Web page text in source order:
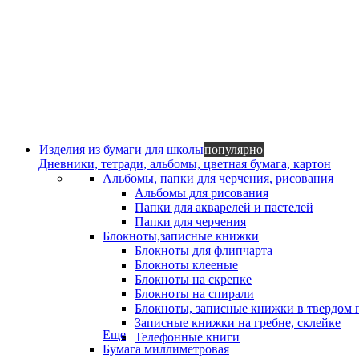
Изделия из бумаги для школыпопулярно
Дневники, тетради, альбомы, цветная бумага, картон
Альбомы, папки для черчения, рисования
Альбомы для рисования
Папки для акварелей и пастелей
Папки для черчения
Блокноты,записные книжки
Блокноты для флипчарта
Блокноты клееные
Блокноты на скрепке
Блокноты на спирали
Блокноты, записные книжки в твердом
Записные книжки на гребне, склейке
Телефонные книги
Еще
Бумага миллиметровая